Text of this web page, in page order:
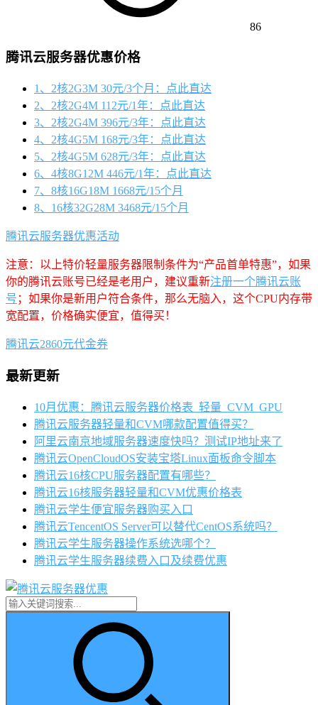
86
腾讯云服务器优惠价格
1、2核2G3M 30元/3个月：点此直达
2、2核2G4M 112元/1年：点此直达
3、2核2G4M 396元/3年：点此直达
4、2核4G5M 168元/3年：点此直达
5、2核4G5M 628元/3年：点此直达
6、4核8G12M 446元/1年：点此直达
7、8核16G18M 1668元/15个月
8、16核32G28M 3468元/15个月
腾讯云服务器优惠活动
注意：以上特价轻量服务器限制条件为“产品首单特惠”，如果
你的腾讯云账号已经是老用户，建议重新注册一个腾讯云账
号 ；如果你是新用户符合条件，那么无脑入，这个CPU内存带
宽配置，价格确实便宜，值得买！
腾讯云2860元代金券
最新更新
10月优惠：腾讯云服务器价格表_轻量_CVM_GPU
腾讯云服务器轻量和CVM哪款配置值得买？
阿里云南京地域服务器速度快吗？测试IP地址来了
腾讯云OpenCloudOS安装宝塔Linux面板命令脚本
腾讯云16核CPU服务器配置有哪些？
腾讯云16核服务器轻量和CVM优惠价格表
腾讯云学生便宜服务器购买入口
腾讯云TencentOS Server可以替代CentOS系统吗？
腾讯云学生服务器操作系统选哪个？
腾讯云学生服务器续费入口及续费优惠